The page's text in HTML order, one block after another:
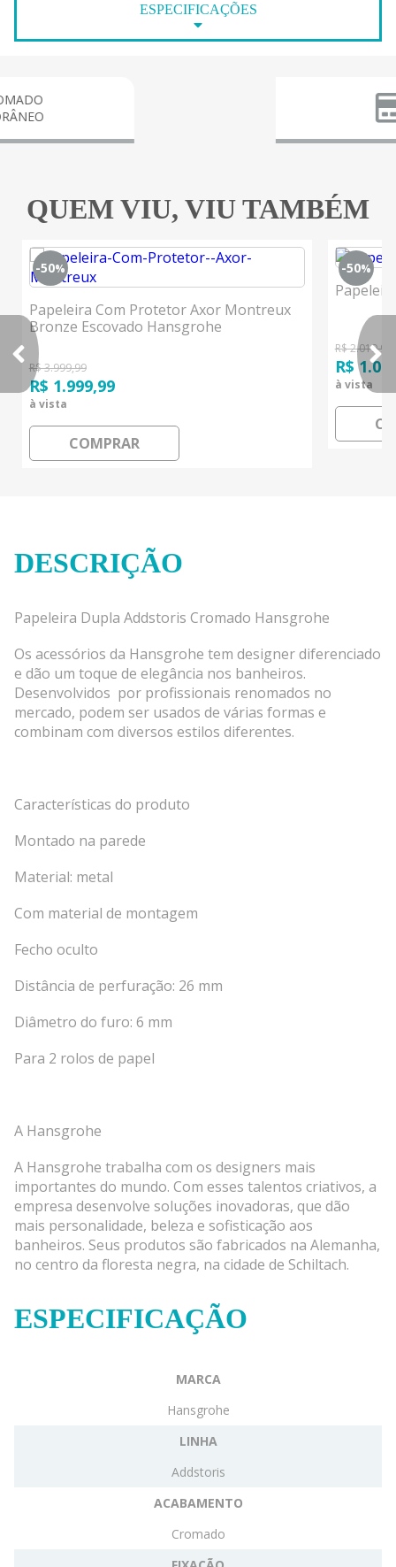
ESPECIFICAÇÕES
QUEM VIU, VIU TAMBÉM
-50%
Papeleira Com Protetor Axor Montreux
Bronze Escovado Hansgrohe
R$ 3.999,99
R$ 1.999,99
à vista
COMPRAR
-50%
R$ 2.019,99
R$
à vista
DESCRIÇÃO
Papeleira Dupla Addstoris Cromado Hansgrohe
Os acessórios da Hansgrohe tem designer diferenciado
e dão um toque de elegância nos banheiros.
Desenvolvidos por profissionais renomados no
mercado, podem ser usados de várias formas e
combinam com diversos estilos diferentes.
Características do produto
Montado na parede
Material: metal
Com material de montagem
Fecho oculto
Distância de perfuração: 26 mm
Diâmetro do furo: 6 mm
Para 2 rolos de papel
A Hansgrohe
A Hansgrohe trabalha com os designers mais
importantes do mundo. Com esses talentos criativos, a
empresa desenvolve soluções inovadoras, que dão
mais personalidade, beleza e sofisticação aos
banheiros. Seus produtos são fabricados na Alemanha,
no centro da floresta negra, na cidade de Schiltach.
ESPECIFICAÇÃO
MARCA
Hansgrohe
LINHA
Addstoris
ACABAMENTO
Cromado